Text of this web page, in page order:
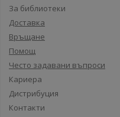
За библиотеки
Доставка
Връщане
Помощ
Често задавани въпроси
Кариера
Дистрибуция
Контакти